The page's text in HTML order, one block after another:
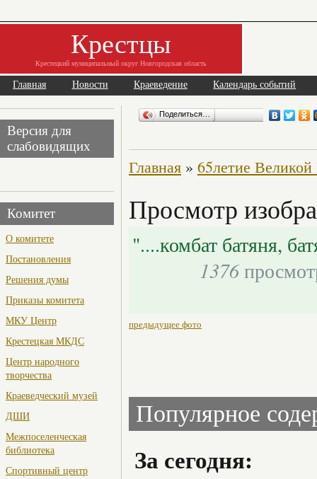
Крестцы
Крестецкий муниципальный округ Новгородская область
Главная Новости Краеведение Календарь событий
Версия для
слабовидящих
Комитет
О комитете
Постановления
Решения думы
Приказы комитета
МКУ Центр
Крестецкая МКДС
Центр народного
творчества
Краеведческий музей
ДШИ
Межпоселенческая
библиотека
Спортивный центр
Поделиться…
Главная » 65летие
Просмотр
"....комбат батяня,
1376
предыдущее фото
Популярное
За сегодня: